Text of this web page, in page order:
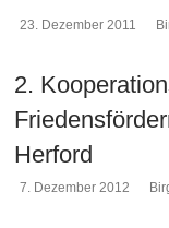
23. Dezember 2011
2.
Herford
7. Dezember 2012